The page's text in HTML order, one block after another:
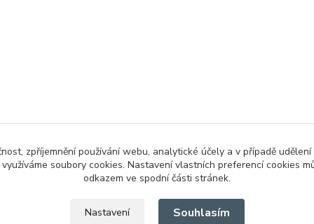
zpříjemnění používání webu, analytické účely a v případě
soubory cookies. Nastavení vlastních preferencí cookies
odkazem ve spodní části stránek.
Nastavení Souhlasím